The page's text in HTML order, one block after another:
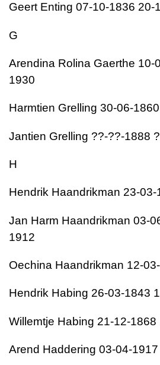
Geert Enting 07-10-1836 20-
G
Arendina Rolina Gaerthe 10-
1930
Harmtien Grelling 30-06-
Jantien Grelling ??-??-1888
H
Hendrik Haandrikman 23-
Jan Harm Haandrikman 03-
1912
Oechina Haandrikman 12-
Hendrik Habing 26-03-1843
Willemtje Habing 21-12-1868
Arend Haddering 03-04-